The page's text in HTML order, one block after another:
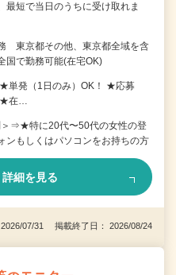
短で当日のうちに受け取れま
東京都その他、東京都全域を含
国で勤務可能(在宅OK)
単発（1日のみ）OK！ ★応募
★在…
＞⇒★特に20代〜50代の女性の登
もしくはパソコンをお持ちの方
詳細を見る
2026/07/31 掲載終了日： 2026/08/24